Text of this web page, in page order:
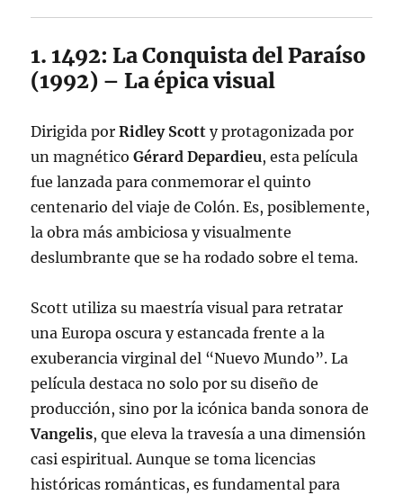
1. 1492: La Conquista del Paraíso
(1992) – La épica visual
Dirigida porRidley Scott y protagonizada por
un magnéticoGérard Depardieu, esta película
fue lanzada para conmemorar el quinto
centenario del viaje de Colón. Es, posiblemente,
la obra más ambiciosa y visualmente
deslumbrante que se ha rodado sobre el tema.
Scott utiliza su maestría visual para retratar
una Europa oscura y estancada frente a la
exuberancia virginal del “Nuevo Mundo”. La
película destaca no solo por su diseño de
producción, sino por la icónica banda sonora de
Vangelis, que eleva la travesía a una dimensión
casi espiritual. Aunque se toma licencias
históricas románticas, es fundamental para